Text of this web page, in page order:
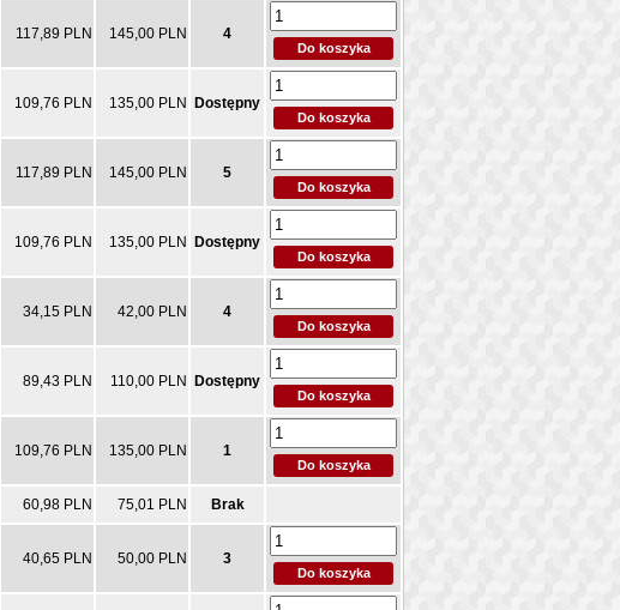
117,89 PLN 145,00 PLN 4
109,76 PLN 135,00 PLN Dostępny
117,89 PLN 145,00 PLN 5
109,76 PLN 135,00 PLN Dostępny
34,15 PLN 42,00 PLN 4
89,43 PLN 110,00 PLN Dostępny
109,76 PLN 135,00 PLN 1
60,98 PLN 75,01 PLN Brak
40,65 PLN 50,00 PLN 3